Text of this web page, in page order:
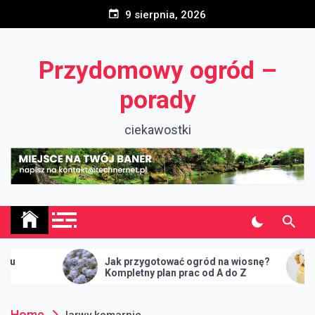
9 sierpnia, 2026
Przydomowy ogród –
porady
ciekawostki
Jak przygotować ogród na wiosnę?
Kompletny plan prac od A do Z